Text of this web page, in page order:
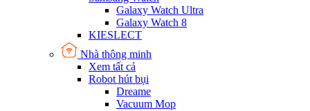
Galaxy Watch Ultra
Galaxy Watch 8
KIESLECT
Nhà thông minh
Xem tất cả
Robot hút bụi
Dreame
Vacuum Mop